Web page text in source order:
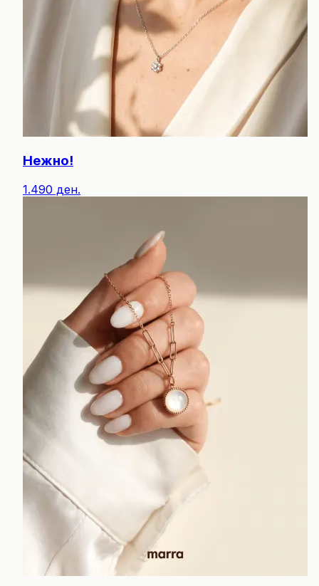
Нежно!
1.490 ден.